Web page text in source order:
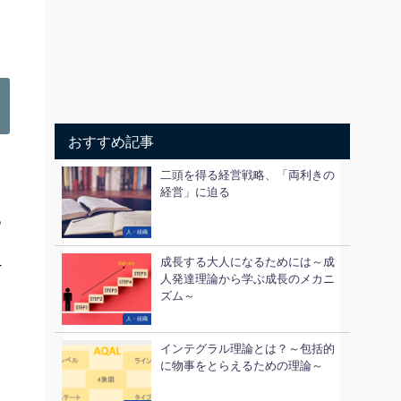
おすすめ記事
人・組織
二頭を得る経営戦略、「両利きの
経営」に迫る
人・組織
成長する大人になるためには～成
人発達理論から学ぶ成長のメカニ
ズム～
インテグラル理論とは？～包括的
に物事をとらえるための理論～